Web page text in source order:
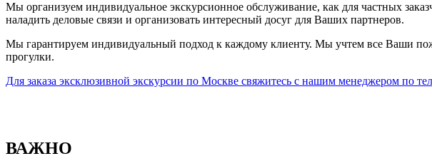
Мы организуем индивидуальное экскурсионное обслуживание, как для частных
наладить деловые связи и организовать интересный досуг для Ваших партнеров.
Мы гарантируем индивидуальный подход к каждому клиенту. Мы учтем все Ваши
прогулки.
Для заказа эксклюзивной экскурсии по Москве свяжитесь с нашим менеджером по
ВАЖНО